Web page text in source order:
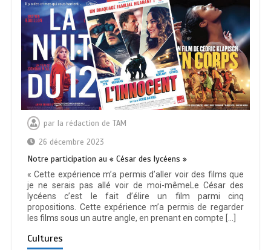
par la rédaction de TAM
26 décembre 2023
Notre participation au « César des lycéens »
« Cette expérience m’a permis d’aller voir des films que
je ne serais pas allé voir de moi-mêmeLe César des
lycéens c’est le fait d’élire un film parmi cinq
propositions. Cette expérience m’a permis de regarder
les films sous un autre angle, en prenant en compte […]
Cultures